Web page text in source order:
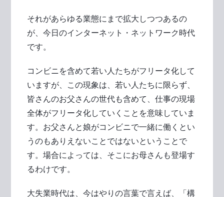
それがあらゆる業態にまで拡大しつつあるの
が、今日のインターネット・ネットワーク時代
です。
コンビニを含めて若い人たちがフリータ化して
いますが、この現象は、若い人たちに限らず、
皆さんのお父さんの世代も含めて、仕事の現場
全体がフリータ化していくことを意味していま
す。お父さんと娘がコンビニで一緒に働くとい
うのもありえないことではないということで
す。場合によっては、そこにお母さんも登場す
るわけです。
大失業時代は、今はやりの言葉で言えば、「構